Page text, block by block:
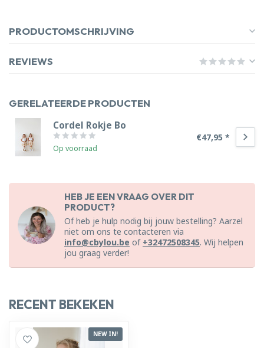
PRODUCTOMSCHRIJVING
REVIEWS
GERELATEERDE PRODUCTEN
Cordel Rokje Bo
Op voorraad
€47,95 *
HEB JE EEN VRAAG OVER DIT
PRODUCT?
Of heb je hulp nodig bij jouw bestelling? Aarzel
niet om ons te contacteren via
info@cbylou.be of +32472508345. Wij helpen
jou graag verder!
RECENT BEKEKEN
NEW IN!